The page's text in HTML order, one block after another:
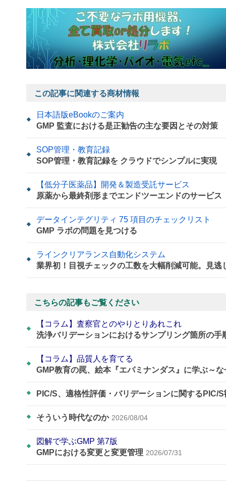
この記事に関連する商材情報
日本語版eBookのご案内
GMP 監査における是正勧告の主な要因とその対策
SOP管理・教育記録
SOP管理・教育記録を クラウドでシンプルに実現
【低分子医薬品】開発＆製造受託サービス
原薬から最終剤形までエンドツーエンドのサービス
データインテグリティ 75 項目のチェックリスト
GMP ラボの問題を見つける
ラインクリアランス自動化システム
業界初！目視チェックの工数を大幅削減可能。見逃
こちらの記事もご覧ください
【コラム】査察官とのやりとりあれこれ
洗浄バリデーションにおけるサンプリング箇所の手
【コラム】品質人を育てる
GMP教育の罠、絵本『エパミナンダス』に学ぶ～
PIC/S、適格性評価・バリデーションに関するPIC/
そういう時代なのか 2026/08/04
図解で学ぶGMP 第7版
GMPにおける変更と変更管理 2026/07/31